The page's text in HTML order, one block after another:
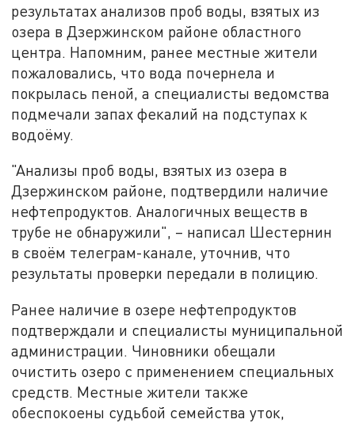
результатах анализов проб воды, взятых из
озера в Дзержинском районе областного
центра. Напомним, ранее местные жители
пожаловались, что вода почернела и
покрылась пеной, а специалисты ведомства
подмечали запах фекалий на подступах к
водоёму.
"Анализы проб воды, взятых из озера в
Дзержинском районе, подтвердили наличие
нефтепродуктов. Аналогичных веществ в
трубе не обнаружили", – написал Шестернин
в своём телеграм-канале, уточнив, что
результаты проверки передали в полицию.
Ранее наличие в озере нефтепродуктов
подтверждали и специалисты муниципальной
администрации. Чиновники обещали
очистить озеро с применением специальных
средств. Местные жители также
обеспокоены судьбой семейства уток,